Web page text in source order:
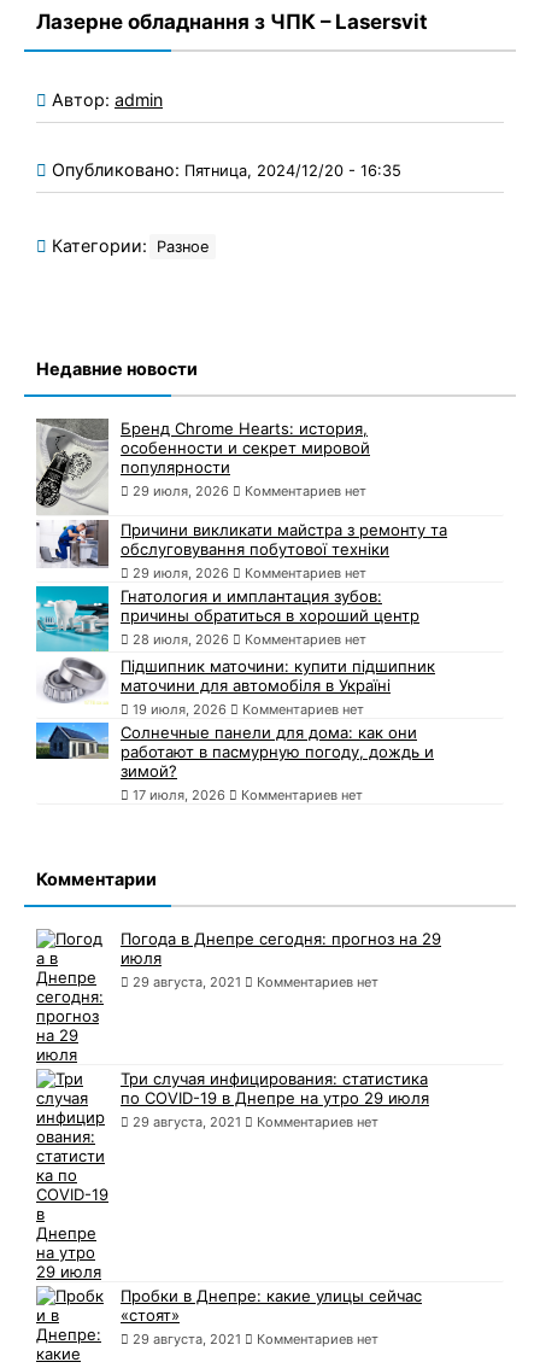
Лазерне обладнання з ЧПК – Lasersvit
Автор: admin
Опубликовано: Пятница, 2024/12/20 - 16:35
Категории: Разное
Недавние новости
Бренд Chrome Hearts: история,
особенности и секрет мировой
популярности
29 июля, 2026 Комментариев нет
Причини викликати майстра з ремонту та
обслуговування побутової техніки
29 июля, 2026 Комментариев нет
Гнатология и имплантация зубов:
причины обратиться в хороший центр
28 июля, 2026 Комментариев нет
Підшипник маточини: купити підшипник
маточини для автомобіля в Україні
19 июля, 2026 Комментариев нет
Солнечные панели для дома: как они
работают в пасмурную погоду, дождь и
зимой?
17 июля, 2026 Комментариев нет
Комментарии
Погода в Днепре сегодня: прогноз на 29
июля
29 августа, 2021 Комментариев нет
Три случая инфицирования: статистика
по COVID-19 в Днепре на утро 29 июля
29 августа, 2021 Комментариев нет
Пробки в Днепре: какие улицы сейчас
«стоят»
29 августа, 2021 Комментариев нет